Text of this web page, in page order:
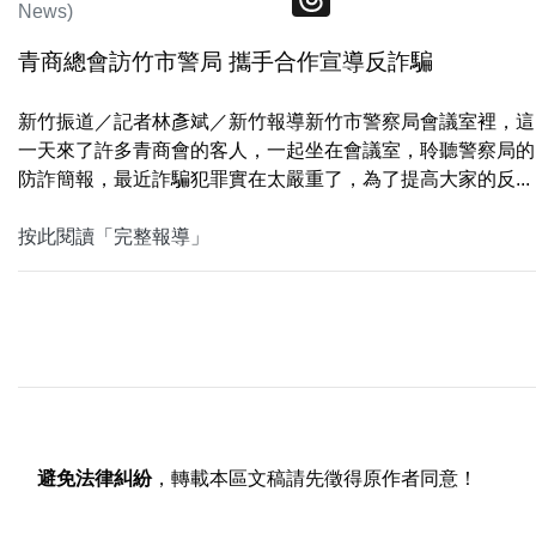
News)
青商總會訪竹市警局 攜手合作宣導反詐騙
新竹振道／記者林彥斌／新竹報導新竹市警察局會議室裡，這
一天來了許多青商會的客人，一起坐在會議室，聆聽警察局的
防詐簡報，最近詐騙犯罪實在太嚴重了，為了提高大家的反...
按此閱讀「完整報導」
避免法律糾紛，轉載本區文稿請先徵得原作者同意！